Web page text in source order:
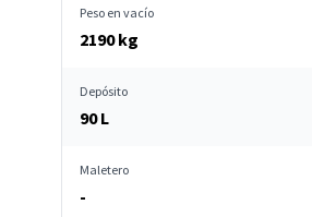
Peso en vacío
2190 kg
Depósito
90 L
Maletero
-